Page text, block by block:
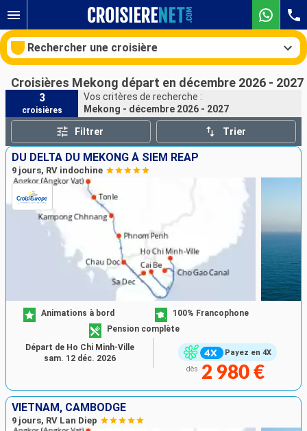
Rechercher une croisière
Nos destinations
Mois de départ
Ports
Rechercher
Croisières Mekong départ en décembre 2026 - 2027
3
croisières
Vos critères de recherche :
Mekong - décembre 2026 - 2027
Filtrer Trier
DU DELTA DU MÉKONG À SIEM REAP
9 jours, RV indochine
Payez en 4X
Animations à bord
100% Francophone
Pension complète
dès 2 980 €
Départ de Ho Chi Minh-Ville
sam. 12 déc. 2026
VIETNAM, CAMBODGE
9 jours, RV Lan Diep